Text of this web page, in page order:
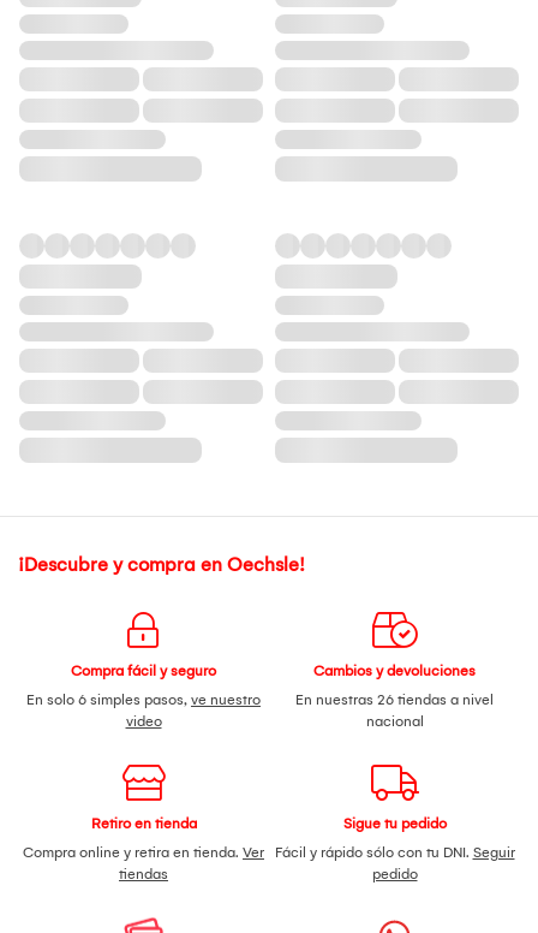
¡Descubre y compra en Oechsle!
Compra fácil y seguro
En solo 6 simples pasos, ve nuestro
video
Cambios y devoluciones
En nuestras 26 tiendas a nivel
nacional
Retiro en tienda
Compra online y retira en tienda. Ver
tiendas
Sigue tu pedido
Fácil y rápido sólo con tu DNI. Seguir
pedido